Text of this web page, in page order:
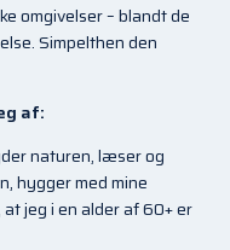
omgivelser – blandt de
Simpelthen den
af:
naturen, læser og
hygger med mine
jeg i en alder af 60+ er